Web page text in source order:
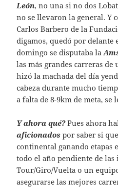
León, no una si no dos
no se llevaron la general. Y
Carlos Barbero de la
digamos, quedó por delante
domingo se disputaba la
las más grandes carreras
hizó la machada del día
cabeza durante mucho
a falta de 8-9km de meta, se
Y ahora qué?Pues ahora
aficionados por saber si
continental ganando etapas
todo el año pendiente de
Tour/Giro/Vuelta o un
asegurarse las mejores